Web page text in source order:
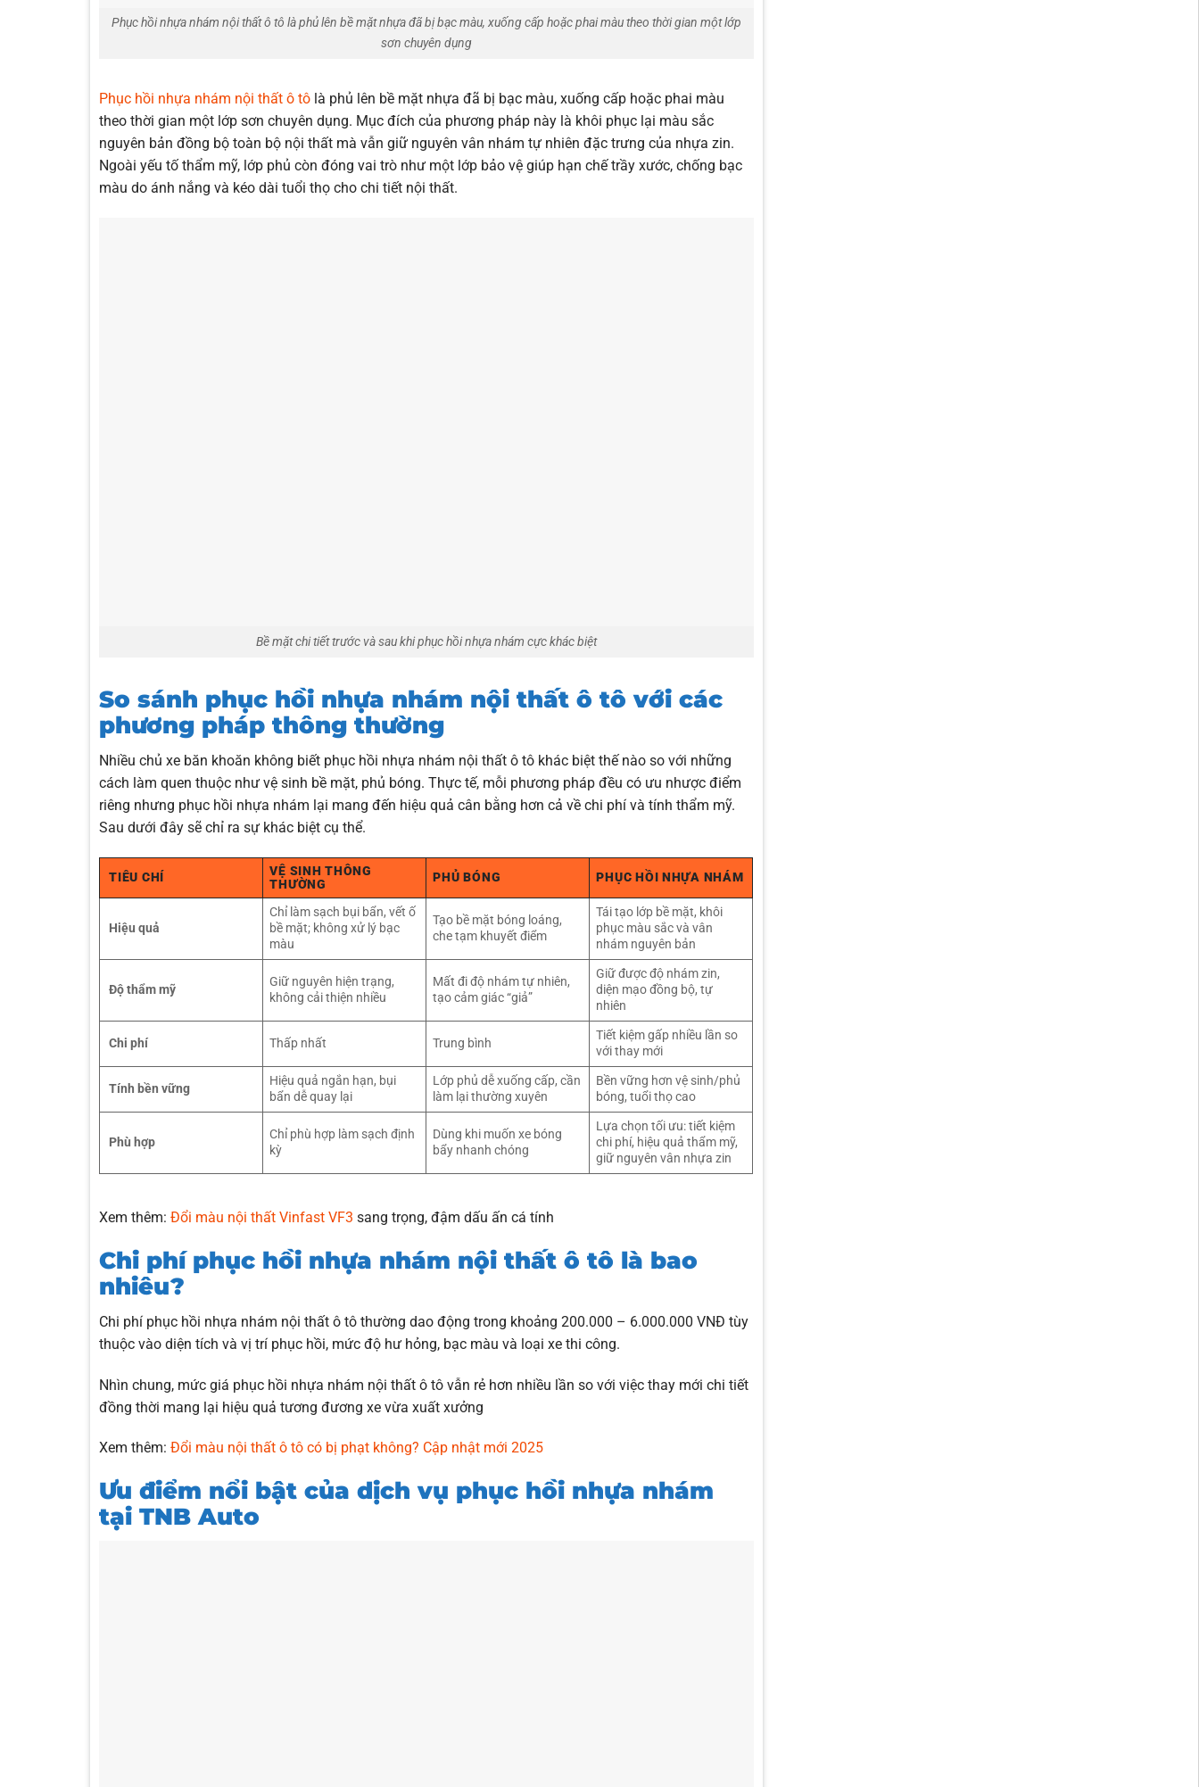
Phục hồi nhựa nhám nội thất ô tô là phủ lên bề mặt nhựa đã bị bạc màu, xuống cấp hoặc phai màu theo thời gian một lớp
sơn chuyên dụng
Phục hồi nhựa nhám nội thất ô tô là phủ lên bề mặt nhựa đã bị bạc màu, xuống cấp hoặc phai màu
theo thời gian một lớp sơn chuyên dụng. Mục đích của phương pháp này là khôi phục lại màu sắc
nguyên bản đồng bộ toàn bộ nội thất mà vẫn giữ nguyên vân nhám tự nhiên đặc trưng của nhựa zin.
Ngoài yếu tố thẩm mỹ, lớp phủ còn đóng vai trò như một lớp bảo vệ giúp hạn chế trầy xước, chống bạc
màu do ánh nắng và kéo dài tuổi thọ cho chi tiết nội thất.
Bề mặt chi tiết trước và sau khi phục hồi nhựa nhám cực khác biệt
So sánh phục hồi nhựa nhám nội thất ô tô với các
phương pháp thông thường
Nhiều chủ xe băn khoăn không biết phục hồi nhựa nhám nội thất ô tô khác biệt thế nào so với những
cách làm quen thuộc như vệ sinh bề mặt, phủ bóng. Thực tế, mỗi phương pháp đều có ưu nhược điểm
riêng nhưng phục hồi nhựa nhám lại mang đến hiệu quả cân bằng hơn cả về chi phí và tính thẩm mỹ.
Sau dưới đây sẽ chỉ ra sự khác biệt cụ thể.
TIÊU CHÍ
VỆ SINH THÔNG
THƯỜNG
PHỦ BÓNG PHỤC HỒI NHỰA NHÁM
Hiệu quả
Chỉ làm sạch bụi bẩn, vết ố
bề mặt; không xử lý bạc
màu
Tạo bề mặt bóng loáng,
che tạm khuyết điểm
Tái tạo lớp bề mặt, khôi
phục màu sắc và vân
nhám nguyên bản
Độ thẩm mỹ
Giữ nguyên hiện trạng,
không cải thiện nhiều
Mất đi độ nhám tự nhiên,
tạo cảm giác “giả”
Giữ được độ nhám zin,
diện mạo đồng bộ, tự
nhiên
Chi phí Thấp nhất Trung bình
Tiết kiệm gấp nhiều lần so
với thay mới
Tính bền vững
Hiệu quả ngắn hạn, bụi
bẩn dễ quay lại
Lớp phủ dễ xuống cấp, cần
làm lại thường xuyên
Bền vững hơn vệ sinh/phủ
bóng, tuổi thọ cao
Phù hợp
Chỉ phù hợp làm sạch định
kỳ
Dùng khi muốn xe bóng
bẩy nhanh chóng
Lựa chọn tối ưu: tiết kiệm
chi phí, hiệu quả thẩm mỹ,
giữ nguyên vân nhựa zin
Xem thêm:Đổi màu nội thất Vinfast VF3 sang trọng, đậm dấu ấn cá tính
Chi phí phục hồi nhựa nhám nội thất ô tô là bao
nhiêu?
Chi phí phục hồi nhựa nhám nội thất ô tô thường dao động trong khoảng 200.000 – 6.000.000 VNĐ tùy
thuộc vào diện tích và vị trí phục hồi, mức độ hư hỏng, bạc màu và loại xe thi công.
Nhìn chung, mức giá phục hồi nhựa nhám nội thất ô tô vẫn rẻ hơn nhiều lần so với việc thay mới chi tiết
đồng thời mang lại hiệu quả tương đương xe vừa xuất xưởng
Xem thêm:Đổi màu nội thất ô tô có bị phạt không? Cập nhật mới 2025
Ưu điểm nổi bật của dịch vụ phục hồi nhựa nhám
tại TNB Auto